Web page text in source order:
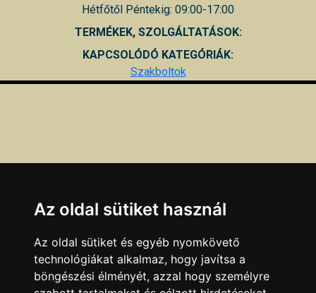
Hétfőtől Péntekig: 09:00-17:00
TERMÉKEK, SZOLGÁLTATÁSOK:
KAPCSOLÓDÓ KATEGÓRIÁK:
Szakboltok
Az oldal sütiket használ
Az oldal sütiket és egyéb nyomkövető
technológiákat alkalmaz, hogy javítsa a
böngészési élményét, azzal hogy személyre